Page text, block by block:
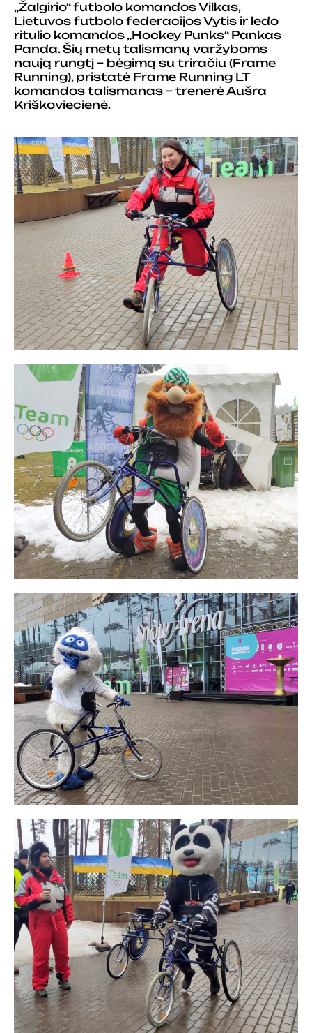
„Žalgirio“ futbolo komandos Vilkas,
Lietuvos futbolo federacijos Vytis ir ledo
ritulio komandos „Hockey Punks“ Pankas
Panda.Šių metų talismanų varžyboms
naują rungtį – bėgimą su triračiu (Frame
Running), pristatė Frame Running LT
komandos talismanas – trenerė Aušra
Kriškoviecienė.